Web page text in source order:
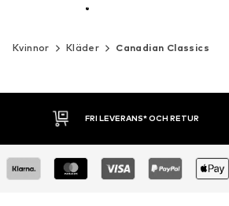
Kvinnor Kläder Canadian Classics
FRI LEVERANS* OCH RETUR